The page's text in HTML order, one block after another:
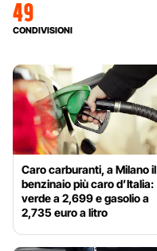
49
CONDIVISIONI
Caro carburanti, a Milano il
benzinaio più caro d’Italia:
verde a 2,699 e gasolio a
2,735 euro a litro